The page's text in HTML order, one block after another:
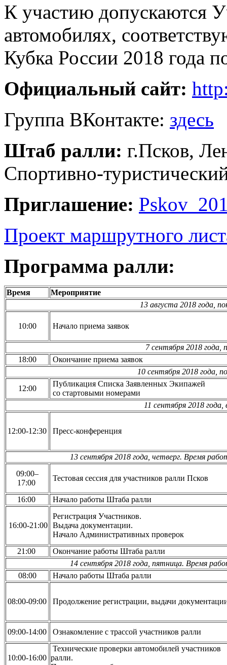
К участию допускаются
автомобилях,
Кубка России 2018 года
Официальный сайт:
Группа ВКонтакте: здесь
Штаб ралли: г.Псков,
Спортивно-
Приглашение:
Проект маршрутного
Программа ралли:
Время
Мероприятие
13 августа 2018 года,
10:00 Начало приема заявок
7 сентября 2018 года,
18:00
Окончание приема заявок
10 сентября 2018 года,
12:00
Публикация Списка Заявленных Экипажей
со стартовыми номерами
11 сентября 2018 года,
12:00-12:30 Пресс-конференция
13 сентября 2018 года, четверг. Время
09:00–
17:00
Тестовая сессия для участников ралли Псков
16:00 Начало работы Штаба ралли
16:00-21:00
Регистрация Участников.
Выдача документации.
Начало Административных проверок
21:00
Окончание работы Штаба ралли
14 сентября 2018 года, пятница. Время
08:00
Начало работы Штаба ралли
08:00-09:00 Продолжение регистрации, выдачи
09:00-14:00 Ознакомление с трассой участников ралли
10:00-16:00
Технические проверки автомобилей участников
ралли.